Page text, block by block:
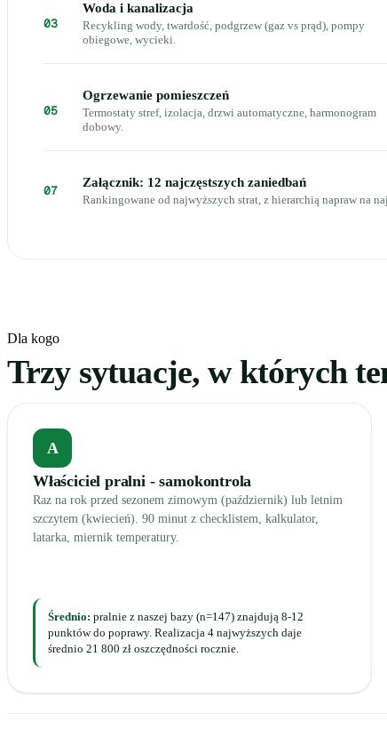
03
Woda i kanalizacja
Recykling wody, twardość, podgrzew (gaz vs prąd), pompy
obiegowe, wycieki.
05
Ogrzewanie pomieszczeń
Termostaty stref, izolacja, drzwi automatyczne, harmonogram
dobowy.
07
Załącznik: 12 najczęstszych zaniedbań
Rankingowane od najwyższych strat, z hierarchią napraw na
Dla kogo
Trzy sytuacje, w których
A
Właściciel pralni - samokontrola
Raz na rok przed sezonem zimowym (październik) lub letnim
szczytem (kwiecień). 90 minut z checklistem, kalkulator,
latarka, miernik temperatury.
Średnio: pralnie z naszej bazy (n=147) znajdują 8-12
punktów do poprawy. Realizacja 4 najwyższych daje
średnio 21 800 zł oszczędności rocznie.